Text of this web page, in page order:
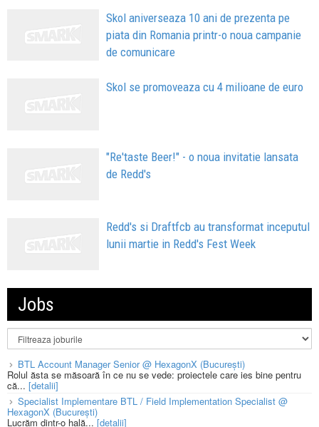
Skol aniverseaza 10 ani de prezenta pe
piata din Romania printr-o noua campanie
de comunicare
Skol se promoveaza cu 4 milioane de euro
"Re'taste Beer!" - o noua invitatie lansata
de Redd's
Redd's si Draftfcb au transformat inceputul
lunii martie in Redd's Fest Week
Jobs
BTL Account Manager Senior @ HexagonX (București)
Rolul ăsta se măsoară în ce nu se vede: proiectele care ies bine pentru
că... [detalii]
Specialist Implementare BTL / Field Implementation Specialist @
HexagonX (București)
Lucrăm dintr-o hală...[detalii]